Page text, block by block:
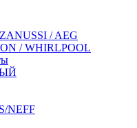
/ AEG
/ WHIRLPOOL
NEFF